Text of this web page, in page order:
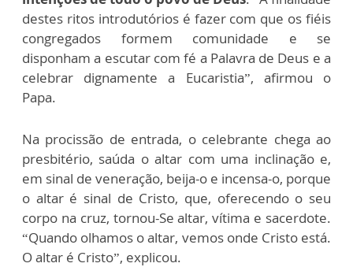
destes ritos introdutórios é fazer com que os fiéis
congregados formem comunidade e se
disponham a escutar com fé a Palavra de Deus e a
celebrar dignamente a Eucaristia”, afirmou o
Papa.
Na procissão de entrada, o celebrante chega ao
presbitério, saúda o altar com uma inclinação e,
em sinal de veneração, beija-o e incensa-o, porque
o altar é sinal de Cristo, que, oferecendo o seu
corpo na cruz, tornou-Se altar, vítima e sacerdote.
“Quando olhamos o altar, vemos onde Cristo está.
O altar é Cristo”, explicou.